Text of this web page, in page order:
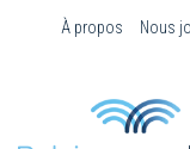
À propos Nous